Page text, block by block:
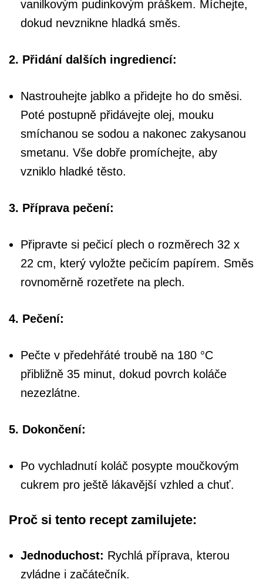
vanilkovým pudinkovým práškem. Míchejte,
dokud nevznikne hladká směs.
2. Přidání dalších ingrediencí:
Nastrouhejte jablko a přidejte ho do směsi.
Poté postupně přidávejte olej, mouku
smíchanou se sodou a nakonec zakysanou
smetanu. Vše dobře promíchejte, aby
vzniklo hladké těsto.
3. Příprava pečení:
Připravte si pečicí plech o rozměrech 32 x
22 cm, který vyložte pečicím papírem. Směs
rovnoměrně rozetřete na plech.
4. Pečení:
Pečte v předehřáté troubě na 180 °C
přibližně 35 minut, dokud povrch koláče
nezezlátne.
5. Dokončení:
Po vychladnutí koláč posypte moučkovým
cukrem pro ještě lákavější vzhled a chuť.
Proč si tento recept zamilujete:
Jednoduchost: Rychlá příprava, kterou
zvládne i začátečník.